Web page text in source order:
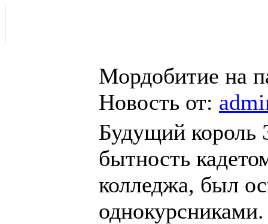
Мордобитие на
Новость от:
Будущий король
бытность
колледжа, был
однокурсниками.